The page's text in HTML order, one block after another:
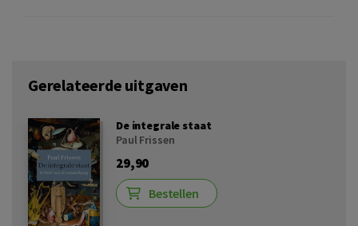
Gerelateerde uitgaven
De integrale staat
Paul Frissen
29,90
Bestellen